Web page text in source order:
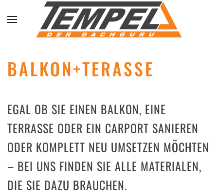
Skip to main content
BALKON+TERASSE
EGAL OB SIE EINEN BALKON, EINE
TERRASSE ODER EIN CARPORT SANIEREN
ODER KOMPLETT NEU UMSETZEN MÖCHTEN
– BEI UNS FINDEN SIE ALLE MATERIALEN,
DIE SIE DAZU BRAUCHEN.